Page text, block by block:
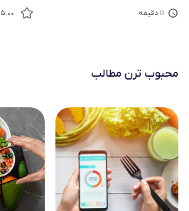
۱۱ دقیقه ۵.۰۰
محبوب‌ ترن مطالب